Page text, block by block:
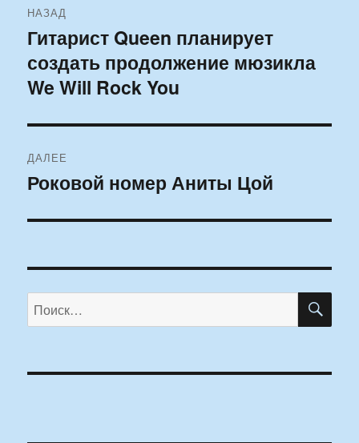
по
записям
НАЗАД
Предыдущая
запись:
Гитарист Queen планирует
создать продолжение мюзикла
We Will Rock You
ДАЛЕЕ
Следующая
Роковой номер Аниты Цой
Искать: